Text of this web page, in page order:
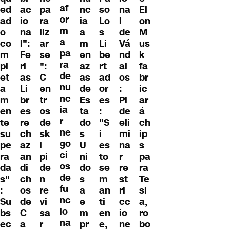
ed
ad
o
co
m
pl
et
a
m
en
te
su
pe
ra
da
s"
:
Su
bs
ec
ac
io
na
l":
Fe
ri
as
Li
br
es
re
ch
az
an
di
ch
os
de
C
a
pa
ra
liz
ar
se
":
C
en
tr
os
de
sk
i
pi
de
n
re
vi
sa
r
af
or
m
a
pa
ra
de
nu
nc
ia
r
ne
go
ci
os
de
fu
nc
io
na
nc
ia
a
m
en
az
as
de
Es
ta
do
s
U
ni
do
s
a
e
m
pr
so
Lo
s
Li
be
rt
ad
or
es
:
"S
i
es
to
se
m
an
ti
en
e,
na
l
de
Vá
nd
al
os
:
Pi
de
eli
mi
na
r
re
st
ri
cc
io
ne
El
on
M
us
k
fa
br
ic
ar
á
ch
ip
s
pa
ra
Te
sl
a,
ro
bo